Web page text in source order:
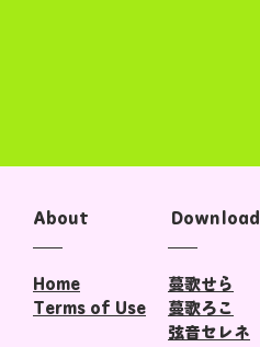
About
Home
Terms of Use
蔓歌せら
蔓歌ろこ
弦音セレネ